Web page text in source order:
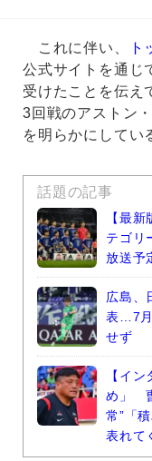
これに伴い、 ト
公式サイトを通じ
受けたことを伝え
3回戦のアストン
を明らかにしてい
話題の記事
【最
テゴリ
放送予
広島、
表…7月
せず
【イ
め」
常”「
表れて